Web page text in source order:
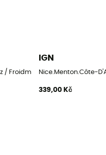
/ Froidmont
IGN
Nice.Menton.Côte-
339,00 Kč